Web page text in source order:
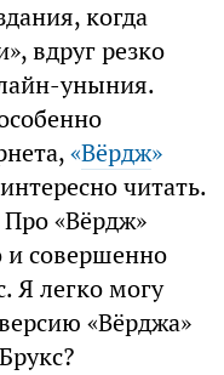
когда
вдруг резко
уныния.
«Вёрдж»
читать.
«Вёрдж»
и совершенно
Я легко могу
«Вёрджа»